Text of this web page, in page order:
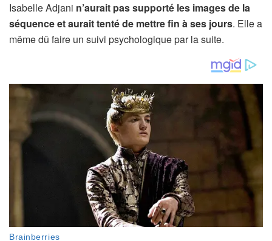
Isabelle Adjani n’aurait pas supporté les images de la
séquence et aurait tenté de mettre fin à ses jours. Elle a
même dû faire un suivi psychologique par la suite.